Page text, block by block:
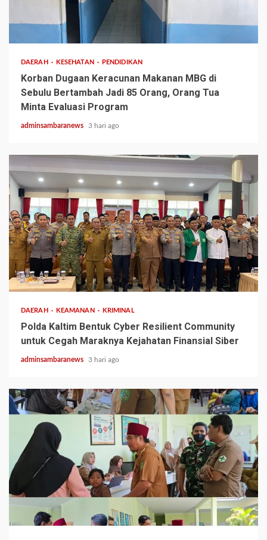
3 min read
DAERAH KESEHATAN PENDIDIKAN
Korban Dugaan Keracunan Makanan MBG di
Sebulu Bertambah Jadi 85 Orang, Orang Tua
Minta Evaluasi Program
adminsambaranews 3 hari ago
2 min read
DAERAH KEAMANAN KRIMINAL
Polda Kaltim Bentuk Cyber Resilient Community
untuk Cegah Maraknya Kejahatan Finansial Siber
adminsambaranews 3 hari ago
2 min read